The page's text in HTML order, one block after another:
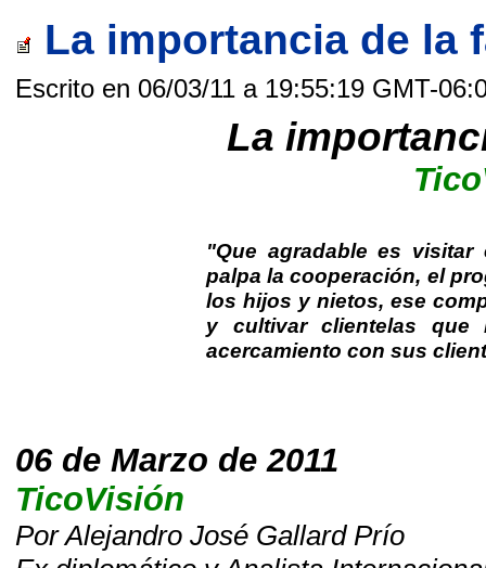
La importancia de la
Escrito en 06/03/11 a 19:55:19 GMT-
La
"Que agradable es
palpa la cooperación, el
los hijos y nietos, ese
y cultivar clientelas
acercamiento con sus
06 de Marzo de 2011
TicoVisión
Por Alejandro José Gallard Prío